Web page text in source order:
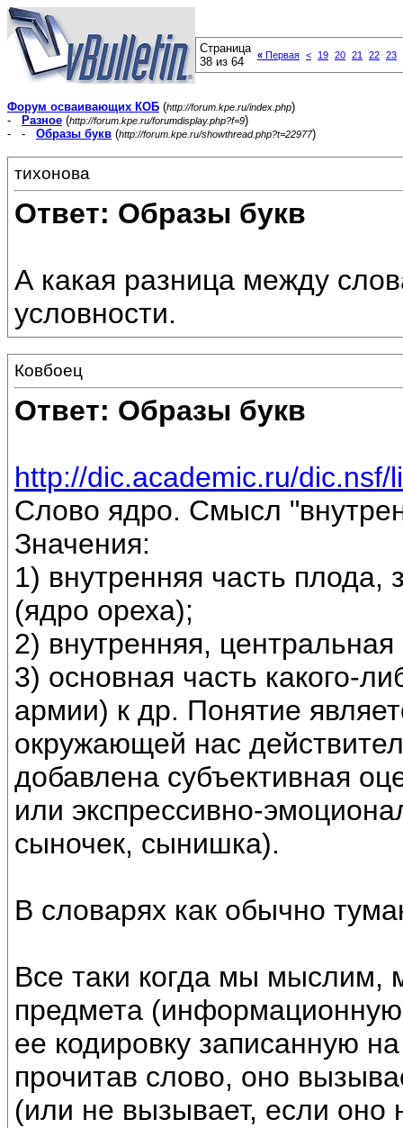
Страница
38 из 64
« Первая < 19 20 21 22 23
Форум осваивающих КОБ (http://forum.kpe.ru/index.php)
-
Разное (http://forum.kpe.ru/forumdisplay.php?f=9)
- - Образы букв (http://forum.kpe.ru/showthread.php?t=22977)
тихонова
Ответ: Образы букв
А какая разница между
условности.
Ковбоец
Ответ: Образы букв
http://dic.academic.ru/dic.nsf/
Слово ядро. Смысл
Значения:
1) внутренняя часть плода,
(ядро ореха);
2) внутренняя,
3) основная часть какого-
армии) к др. Понятие
окружающей нас
добавлена субъективная
или экспрессивно-
сыночек, сынишка).
В словарях как обычно
Все таки когда мы
предмета
ее кодировку записанную
прочитав слово, оно
(или не вызывает, если оно